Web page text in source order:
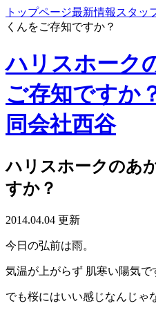
トップページ最新情報 スタッ
くんをご存知ですか？
ハリスホーク
ご存知ですか
同会社西谷
ハリスホークのあ
すか？
2014.04.04 更新
今日の弘前は雨。
気温が上がらず 肌寒い陽気で
でも桜にはいい感じなんじゃ